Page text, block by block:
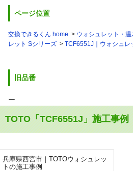
ページ位置
交換できるくん home ウォシュレット・
レット Sシリーズ
TCF6551J｜ウォシュレ
旧品番
ー
TOTO「TCF6551J」施工事例
兵庫県西宮市｜TOTOウォシュレッ
トの施工事例